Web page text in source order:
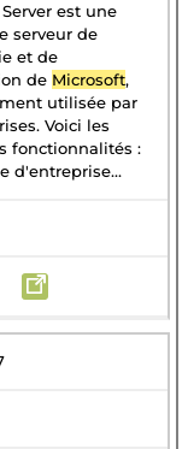
est une
serveur de
et de
de Microsoft,
utilisée par
Voici les
fonctionnalités :
d'entreprise...